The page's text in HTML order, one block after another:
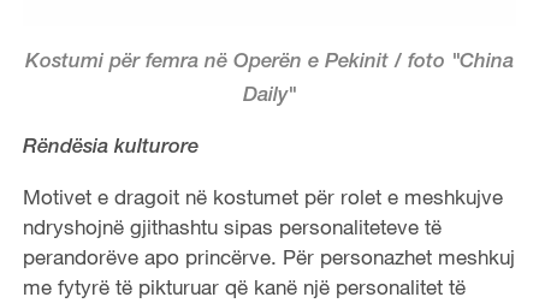
Kostumi për femra në Operën e Pekinit / foto "China
Daily"
Rëndësia kulturore
Motivet e dragoit në kostumet për rolet e meshkujve
ndryshojnë gjithashtu sipas personaliteteve të
perandorëve apo princërve. Për personazhet meshkuj
me fytyrë të pikturuar që kanë një personalitet të